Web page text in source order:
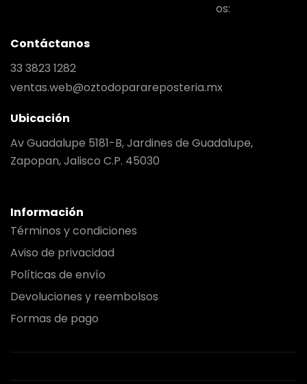
os:
Contáctanos
33 3823 1282
ventas.web@oztodoparareposteria.mx
Ubicación
Av Guadalupe 5181-B, Jardines de Guadalupe,
Zapopan, Jalisco C.P. 45030
Información
Términos y condiciones
Aviso de privacidad
Políticas de envío
Devoluciones y reembolsos
Formas de pago